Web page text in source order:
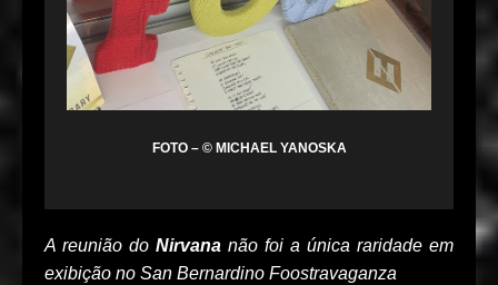
FOTO – © MICHAEL YANOSKA
A reunião do Nirvana não foi a única raridade em
exibição no San Bernardino Foostravaganza